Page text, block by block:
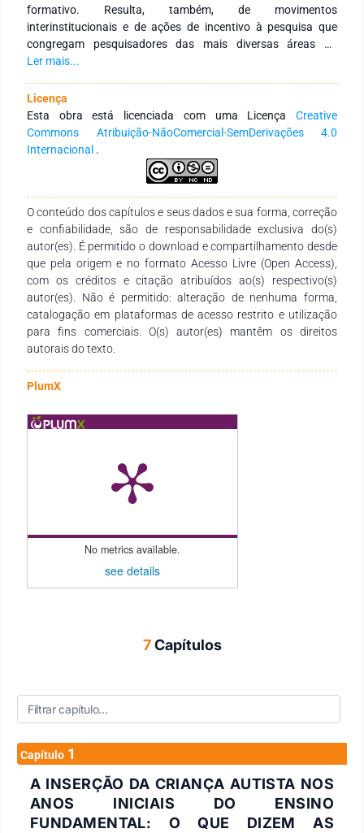
formativo. Resulta, também, de movimentos
interinstitucionais e de ações de incentivo à pesquisa que
congregam pesquisadores das mais diversas áreas do
conhecimento e de diferentes Instituições de Educação
internacional. Tem como objetivo integrar ações
interinstitucionais nacionais e internacionais com redes de
pesquisa que tenham a finalidade de fomentar a formação
continuada dos profissionais da educação, por meio da
produção e socialização de conhecimentos das diversas
áreas do Saberes. Agradecemos aos autores pelo empenho,
disponibilidade e dedicação para o desenvolvimento e
conclusão dessa obra. Esperamos também que esta obra
sirva de instrumento didático-pedagógico para estudantes,
professores dos diversos níveis de ensino em seus trabalhos e
demais interessados pela temática.
Ler mais...
Licença
Esta obra está licenciada com uma Licença Creative
Commons Atribuição-NãoComercial-SemDerivações 4.0
Internacional .
O conteúdo dos capítulos e seus dados e sua forma, correção
e confiabilidade, são de responsabilidade exclusiva do(s)
autor(es). É permitido o download e compartilhamento desde
que pela origem e no formato Acesso Livre (Open Access),
com os créditos e citação atribuídos ao(s) respectivo(s)
autor(es). Não é permitido: alteração de nenhuma forma,
catalogação em plataformas de acesso restrito e utilização
para fins comerciais. O(s) autor(es) mantêm os direitos
autorais do texto.
PlumX
No metrics available.
see details
7Capítulos
Capítulo 1
A INSERÇÃO DA CRIANÇA AUTISTA NOS
ANOS INICIAIS DO ENSINO
FUNDAMENTAL: O QUE DIZEM AS